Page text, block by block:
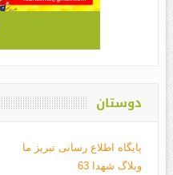
دوستان
پایگاه اطلاع رسانی تبریز ما
وبلاگ شهدا 63